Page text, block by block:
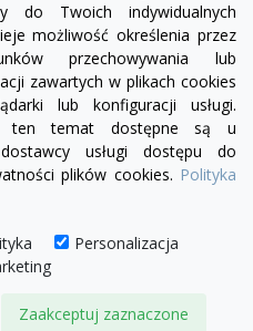
FacebookYouTubePinterest
do Twoich indywidualnych
możliwość określenia przez
przechowywania lub
zawartych w plikach cookies
lub konfiguracji usługi.
ten temat dostępne są u
usługi dostępu do
plików cookies. Polityka
Personalizacja
Zaakceptuj zaznaczone

